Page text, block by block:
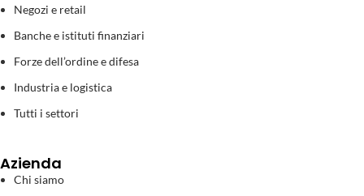
Negozi e retail
Banche e istituti finanziari
Forze dell’ordine e difesa
Industria e logistica
Tutti i settori
Azienda
Chi siamo